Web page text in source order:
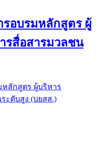
รอบรมหลักสูตร ผู้
รสื่อสารมวลชน